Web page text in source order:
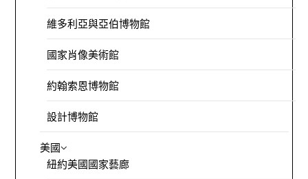
維多利亞與亞伯博物館
國家肖像美術館
約翰索恩博物館
設計博物館
美國
紐約美國國家藝廊